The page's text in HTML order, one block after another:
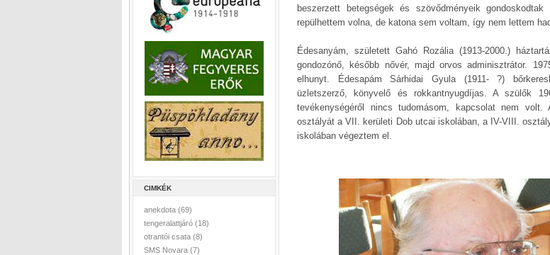
CIMKÉK
anekdota (69)
tengeralattjáró (18)
otrantói csata (8)
SMS Novara (7)
beszerzett betegségek és szövődményeik
repülhettem volna, de katona sem voltam, így nem lettem
Édesanyám, született Gahó Rozália (1913-2000.)
gondozónő, később nővér, majd orvos adminisztrátor.
elhunyt. Édesapám Sárhidai Gyula (1911- ?)
üzletszerző, könyvelő és rokkantnyugdíjas. A szülők
tevékenységéről nincs tudomásom, kapcsolat nem
osztályát a VII. kerületi Dob utcai iskolában, a IV-VIII.
iskolában végeztem el.